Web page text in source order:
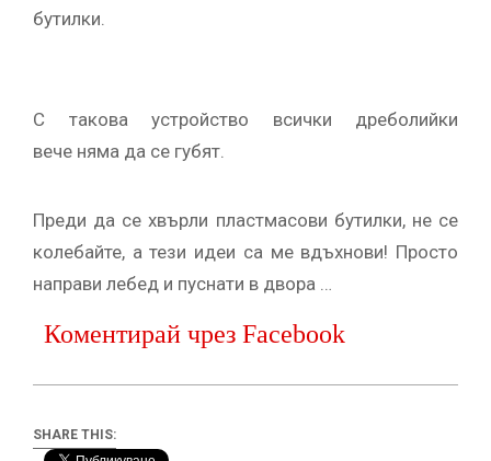
бутилки.
С такова устройство всички дреболийки
вече няма да се губят.
Преди да се хвърли пластмасови бутилки, не се
колебайте, а тези идеи са ме вдъхнови! Просто
направи лебед и пуснати в двора …
Коментирай чрез Facebook
SHARE THIS: